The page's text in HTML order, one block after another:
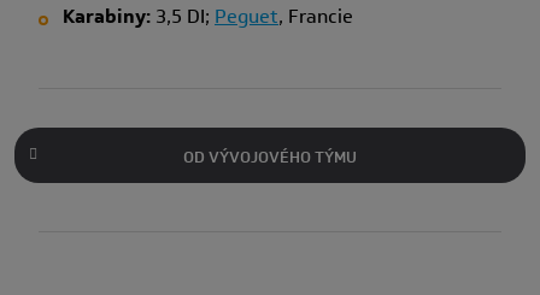
Karabiny:3,5 DI; Peguet, Francie
OD VÝVOJOVÉHO TÝMU